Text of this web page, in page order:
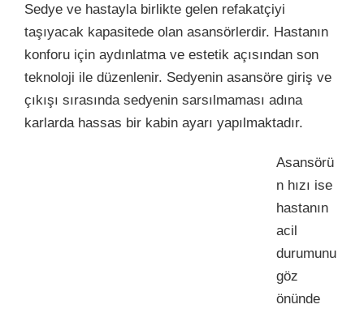
Sedye ve hastayla birlikte gelen refakatçiyi
taşıyacak kapasitede olan asansörlerdir. Hastanın
konforu için aydınlatma ve estetik açısından son
teknoloji ile düzenlenir. Sedyenin asansöre giriş ve
çıkışı sırasında sedyenin sarsılmaması adına
karlarda hassas bir kabin ayarı yapılmaktadır.
Asansörü
n hızı ise
hastanın
acil
durumunu
göz
önünde